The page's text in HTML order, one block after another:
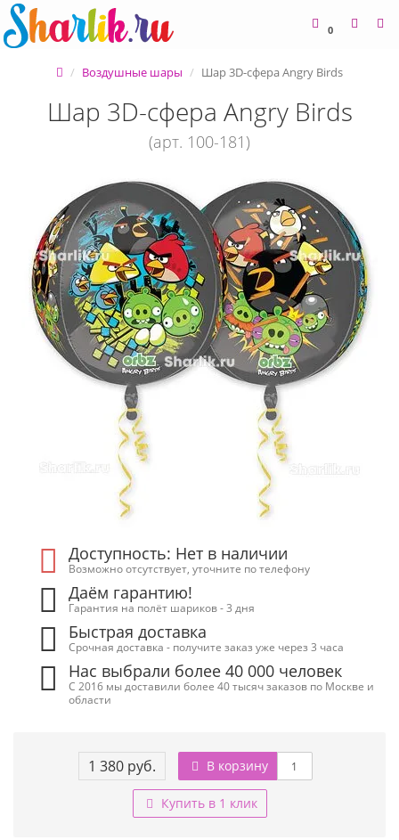
0
Воздушные шары Шар 3D-сфера Angry Birds
Шар 3D-сфера Angry Birds
(арт. 100-181)
Доступность: Нет в наличии
Возможно отсутствует, уточните по телефону
Даём гарантию!
Гарантия на полёт шариков - 3 дня
Быстрая доставка
Срочная доставка - получите заказ уже через 3 часа
Нас выбрали более 40 000 человек
С 2016 мы доставили более 40 тысяч заказов по Москве и
области
1 380 руб. В корзину
Купить в 1 клик